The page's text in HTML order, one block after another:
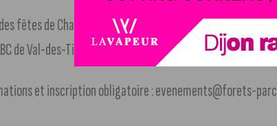
fêtes de Chalmessin. Découverte des richesses de la
de Val-des-Tilles).
et inscription obligatoire : evenements@forets-